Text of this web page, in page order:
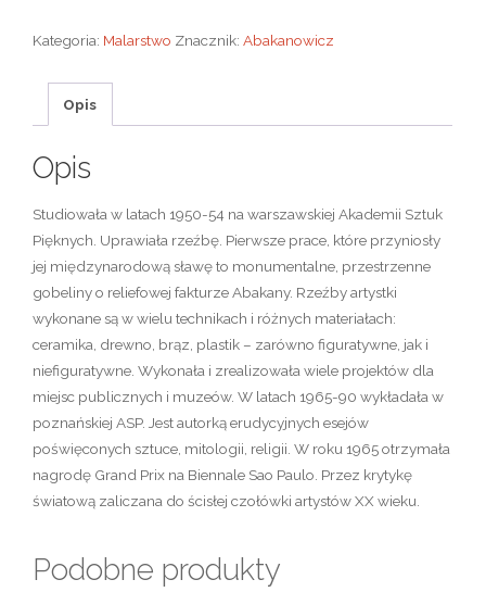
Kategoria: Malarstwo Znacznik:Abakanowicz
Opis
Opis
Studiowała w latach 1950-54 na warszawskiej Akademii Sztuk
Pięknych. Uprawiała rzeźbę. Pierwsze prace, które przyniosły
jej międzynarodową sławę to monumentalne, przestrzenne
gobeliny o reliefowej fakturze Abakany. Rzeźby artystki
wykonane są w wielu technikach i różnych materiałach:
ceramika, drewno, brąz, plastik – zarówno figuratywne, jak i
niefiguratywne. Wykonała i zrealizowała wiele projektów dla
miejsc publicznych i muzeów. W latach 1965-90 wykładała w
poznańskiej ASP. Jest autorką erudycyjnych esejów
poświęconych sztuce, mitologii, religii. W roku 1965 otrzymała
nagrodę Grand Prix na Biennale Sao Paulo. Przez krytykę
światową zaliczana do ścisłej czołówki artystów XX wieku.
Podobne produkty